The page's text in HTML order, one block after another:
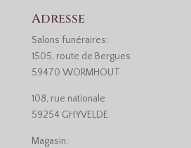
Adresse
Salons funéraires:
1505, route de Bergues
59470 WORMHOUT
108, rue nationale
59254 GHYVELDE
Magasin: